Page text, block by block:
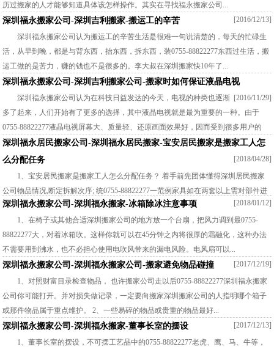
历过搬家的人才能够知道具体该怎样操作。其实在寻找福永搬家公司...
深圳福永搬家公司-深圳吉利搬家-搬运工的辛苦
[2016/12/13]
深圳福永搬家公司认为搬运工的辛苦生活是很难一句说清楚的，每天的忙碌生
活，从早到晚，都是与背东西，抬东西，拆东西，装0755-88822277东西过生活，搬
运工做的是苦力，赚的钱也不是很多的。李大叔在深圳搬家快10年了...
深圳福永搬家公司-深圳吉利搬家公司-搬家时如何保证液晶电视
[2016/11/29]
深圳福永搬家公司认为在科技日益发达的今天，电视的种类也逐渐
多了起来，人们开始有了更多的选择，其中液晶电视就是最为重要的一种。由于
0755-88822277液晶电视屏幕大、质量轻、还原画面效果好，因而受到很多用户的
欢...
深圳福永居民搬家公司-深圳福永居民搬家-宝安居民搬家是搬家工人怎
么分配任务
[2018/04/28]
1、宝安居民搬家是搬家工人怎么分配任务？ 着手前先团体懂得深圳居民搬家
公司物品情况,断定拆解次序; 统0755-88822277一范例家具如在两套以上需对部件进
止编号，免得分歧套家具串号。拆解开的五金配件，应装进塑料袋...
深圳福永搬家公司-深圳福永搬家-冰箱除冰注意事项
[2018/01/12]
1、在椅子或其他合适深圳搬家公司的地方放一个台扇，把风力调到最0755-
88822277大，对着冰箱吹。这样你就可以在45分钟之内将很厚的霜融化，这种办法
不需要用到沸水，也不必担心使用电吹风带来的漏电风险。电风扇可以...
深圳福永搬家公司-深圳福永搬家公司-搬家避免物品碰撞
[2017/12/19]
1、对照财富目录检查物品， 也许搬家公司走以后0755-88822277深圳福永搬家
公司你可能打开。并对损失做记录，一定要向搬家深圳搬家公司的人指明哪个箱子
或那件物品属于重点维护。 2、一些易碎的物品或贵重的物品最好...
深圳福永搬家公司-深圳福永搬家-董事长室的摆设
[2017/12/13]
1、董事长室的摆设，不可摆工艺品中的0755-88822277老虎、鹰、马、牛等，